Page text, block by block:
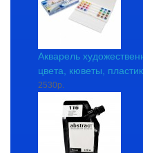
Акварель
цвета, кюветы,
2530р.